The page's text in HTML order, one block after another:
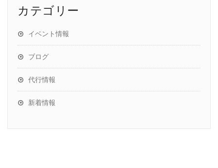
カテゴリー
イベント情報
ブログ
代行情報
新着情報